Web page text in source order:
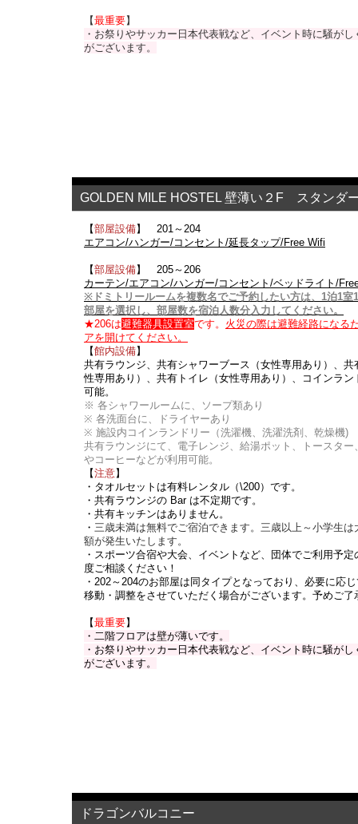
【最重要】
・お祭りやサッカー日本代表戦など、イベント時に騒がし
がございます。
GOLDEN MILE HOSTEL 壁薄い２F スタンダ
【部屋設備】 201～204
エアコン/ハンガー/コンセント/延長タップ/Free Wifi
【部屋設備】 205～206
カーテン/エアコン/ハンガー/コンセント/ベッドライト/
※ドミトリールームを複数名でご予約したい方は、1泊1室
部屋を選択し、部屋数を宿泊人数分入力してください。
★206は避難器具設置室です。 火災の際は避難経路になる
アを開けてください。
【館内設備】
共有ラウンジ、共有シャワーブース（女性専用あり）、共
性専用あり）、共有トイレ（女性専用あり）、コインラン
可能。
※ 各シャワールームに、ソープ類あり
※ 各洗面台に、ドライヤーあり
※ 施設内コインランドリー（洗濯機、洗濯洗剤、乾燥機)
共有ラウンジにて、電子レンジ、給湯ポット、トースター
やコーヒーなどが利用可能。
【注意】
・タオルセットは有料レンタル（\200）です。
・共有ラウンジの Bar は不定期です。
・共有キッチンはありません。
・ 三歳未満は無料でご宿泊できます。三歳以上～小学生は
額が発生いたします。
・スポーツ合宿や大会、イベントなど、団体でご利用予定
度ご相談ください！
・202～204のお部屋は同タイプとなっており、必要に応
移動・調整をさせていただく場合がございます。予めご了
【最重要】
・二階フロアは壁が薄いです。
・お祭りやサッカー日本代表戦など、イベント時に騒がし
がございます。
ドラゴンバルコニー